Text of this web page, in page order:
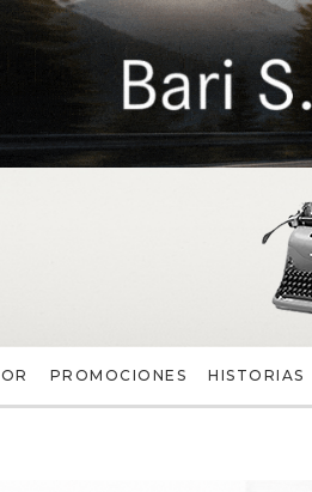
PROMOCIONES HISTORIAS